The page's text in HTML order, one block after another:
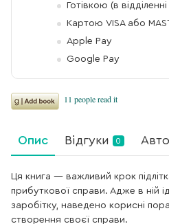
Готівкою (в
Картою VISA або
Apple Pay
Google Pay
Опис Відгуки 0
Ця книга — важливий крок
прибуткової справи. Адже в ній
заробітку, наведено корисні
створення своєї справи.